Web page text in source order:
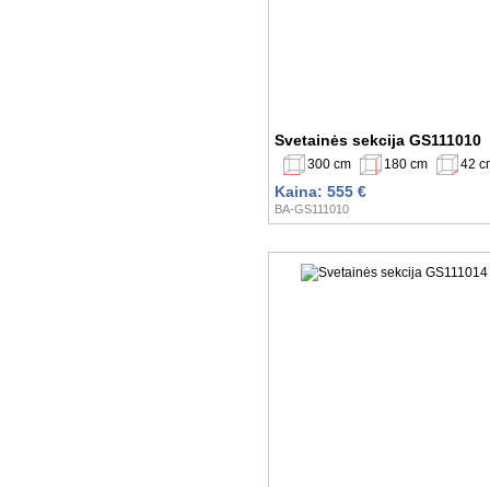
Svetainės sekcija GS111010
300 cm 180 cm 42
Kaina: 555 €
BA-GS111010